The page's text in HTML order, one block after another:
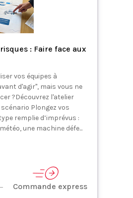
: Faire face aux
vos équipes à
d'agir", mais vous ne
?Découvrez l'atelier
Plongez vos
remplie d’imprévus :
une machine défe...
Commande express